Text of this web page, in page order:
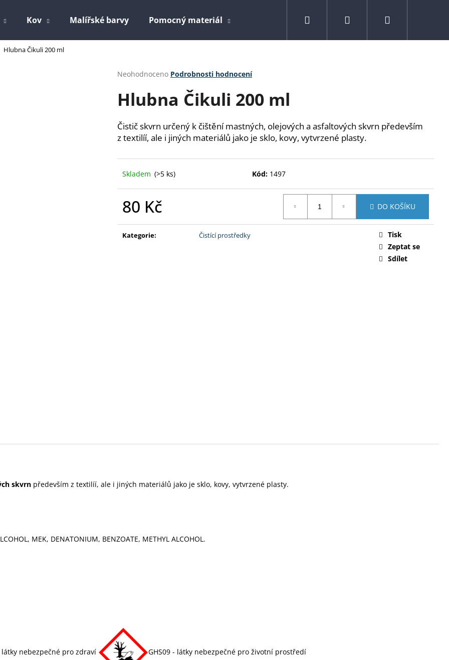
Kov Malířské barvy Pomocný materiál Drogerie Kontakty
Přihlášení
Hlubna Čikuli 200 ml
Průměrné
produktu
je
z
5
hvězdiček.
Neohodnoceno Podrobnosti hodnocení
Hlubna Čikuli 200 ml
Čistič skvrn určený k čištění mastných, olejových a asfaltových skvrn především
z textilíí, ale i jiných materiálů jako je sklo, kovy, vytvrzené plasty.
Skladem (>5 ks) Kód: 1497
80 Kč DO KOŠÍKU
Kategorie: Čistící prostředky
Tisk
Zeptat se
Sdílet
skvrn především z textilíí, ale i jiných materiálů jako je sklo, kovy, vytvrzené plasty.
MEK, DENATONIUM, BENZOATE, METHYL ALCOHOL.
látky nebezpečné pro zdraví GHS09 - látky nebezpečné pro životní prostředí
Co potřebujete najít?
HLEDAT